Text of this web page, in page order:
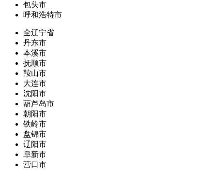
包头市
呼和浩特市
全辽宁省
丹东市
本溪市
抚顺市
鞍山市
大连市
沈阳市
葫芦岛市
朝阳市
铁岭市
盘锦市
辽阳市
阜新市
营口市